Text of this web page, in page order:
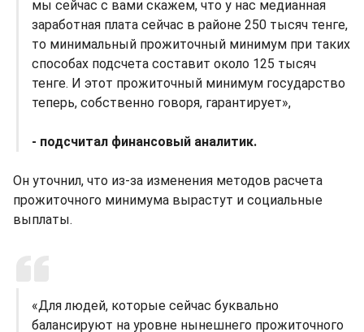
мы сейчас с вами скажем, что у нас медианная
заработная плата сейчас в районе 250 тысяч тенге,
то минимальный прожиточный минимум при таких
способах подсчета составит около 125 тысяч
тенге. И этот прожиточный минимум государство
теперь, собственно говоря, гарантирует»,
- подсчитал финансовый аналитик.
Он уточнил, что из-за изменения методов расчета
прожиточного минимума вырастут и социальные
выплаты.
«Для людей, которые сейчас буквально
балансируют на уровне нынешнего прожиточного